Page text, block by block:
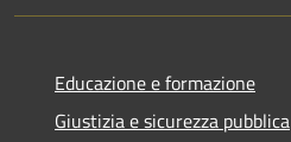
Educazione e formazione
Giustizia e sicurezza pubblica